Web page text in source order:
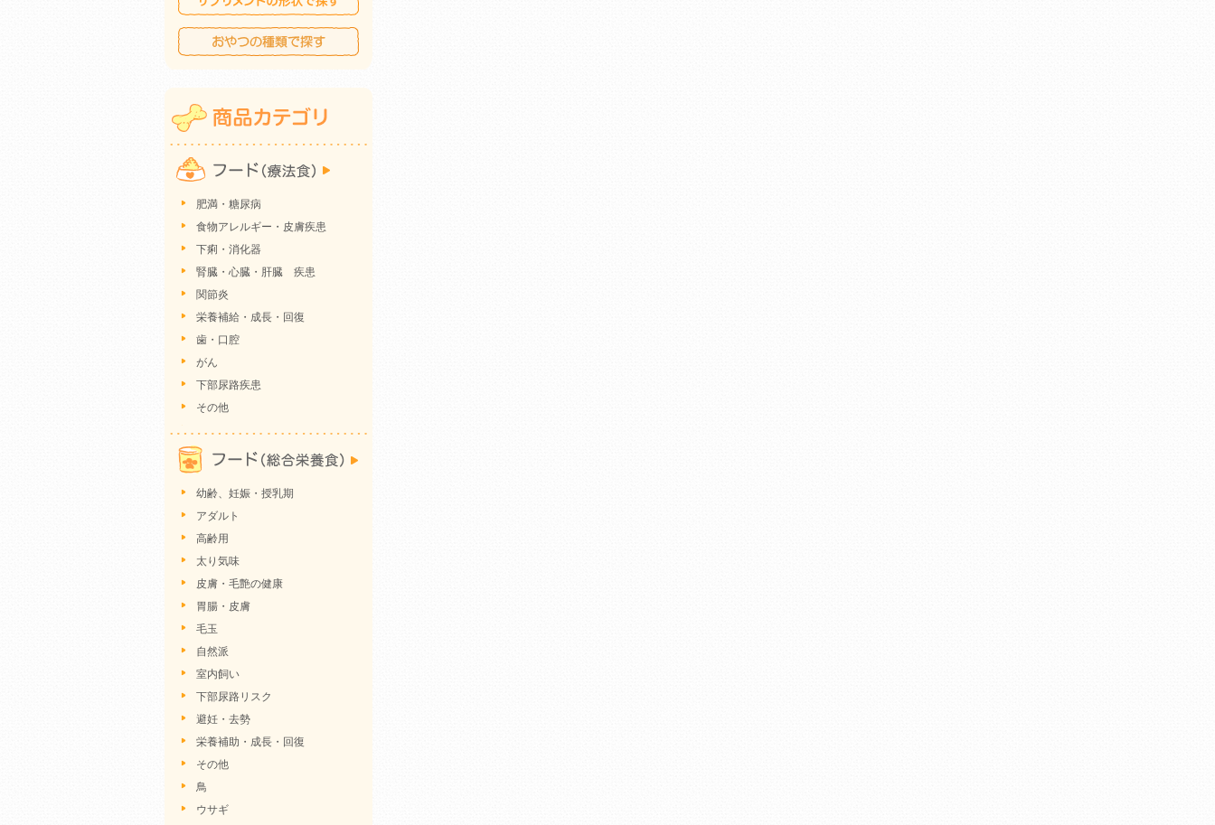
肥満・糖尿病
食物アレルギー・皮膚疾患
下痢・消化器
腎臓・心臓・肝臓 疾患
関節炎
栄養補給・成長・回復
歯・口腔
がん
下部尿路疾患
その他
幼齢、妊娠・授乳期
アダルト
高齢用
太り気味
皮膚・毛艶の健康
胃腸・皮膚
毛玉
自然派
室内飼い
下部尿路リスク
避妊・去勢
栄養補助・成長・回復
その他
鳥
ウサギ